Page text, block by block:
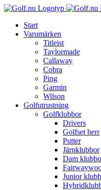
Fortsätt
innehållet
Start
Varumärken
Titleist
Taylormade
Callaway
Cobra
Ping
Garmin
Wilson
Golfutrustning
Golfklubbor
Drivers
Golfset herr
Putter
Järnklubbor
Dam
Junior